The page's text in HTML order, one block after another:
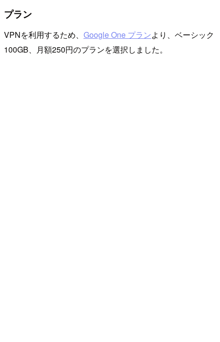
プラン
VPNを利用するため、 Google One プランより、ベーシック
100GB、月額250円のプランを選択しました。